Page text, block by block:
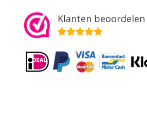
Christusdoorn
aantal
Klanten